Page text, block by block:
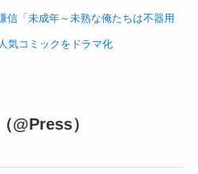
信「未成年～未熟な俺たちは不器用
気コミックをドラマ化
@Press）